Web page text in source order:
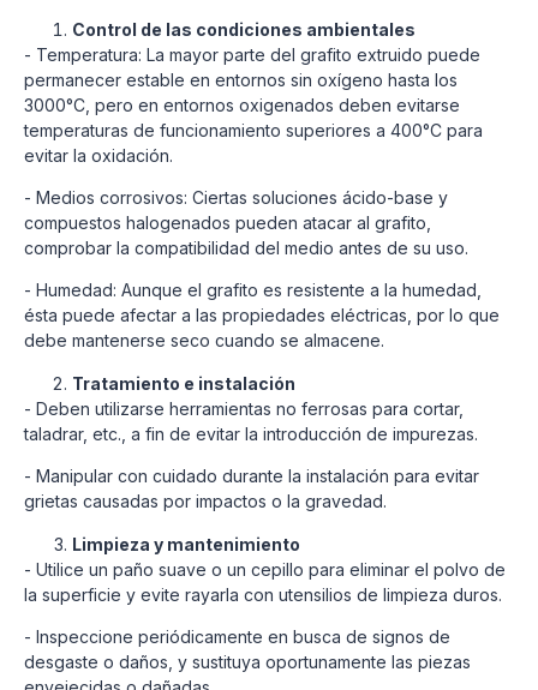
Control de las condiciones ambientales
- Temperatura: La mayor parte del grafito extruido puede
permanecer estable en entornos sin oxígeno hasta los
3000°C, pero en entornos oxigenados deben evitarse
temperaturas de funcionamiento superiores a 400°C para
evitar la oxidación.
- Medios corrosivos: Ciertas soluciones ácido-base y
compuestos halogenados pueden atacar al grafito,
comprobar la compatibilidad del medio antes de su uso.
- Humedad: Aunque el grafito es resistente a la humedad,
ésta puede afectar a las propiedades eléctricas, por lo que
debe mantenerse seco cuando se almacene.
Tratamiento e instalación
- Deben utilizarse herramientas no ferrosas para cortar,
taladrar, etc., a fin de evitar la introducción de impurezas.
- Manipular con cuidado durante la instalación para evitar
grietas causadas por impactos o la gravedad.
Limpieza y mantenimiento
- Utilice un paño suave o un cepillo para eliminar el polvo de
la superficie y evite rayarla con utensilios de limpieza duros.
- Inspeccione periódicamente en busca de signos de
desgaste o daños, y sustituya oportunamente las piezas